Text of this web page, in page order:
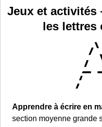
Jeux et activités
les lettres
Apprendre à écrire en
section moyenne grande